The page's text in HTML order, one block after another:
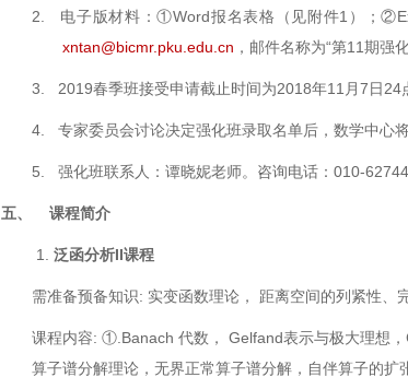
2. 电子版材料：①Word报名表格（见附件1 ）；②
xntan@bicmr.pku.edu.cn ，邮件名称为“第11期强
3. 2019春季班接受申请截止时间为2018年11 月7日24
4. 专家委员会讨论决定强化班录取名单后，数学中心
5. 强化班联系人：谭晓妮老师。咨询电话：010-
五、 课程简介
1. 泛函分析II课程
需准备预备知识: 实变函数理论， 距离空间的列紧性、
课程内容: ① .Banach 代数， Gelfand表示与极大理想，
算子谱分解理论，无界正常算子谱分解，自伴算子的